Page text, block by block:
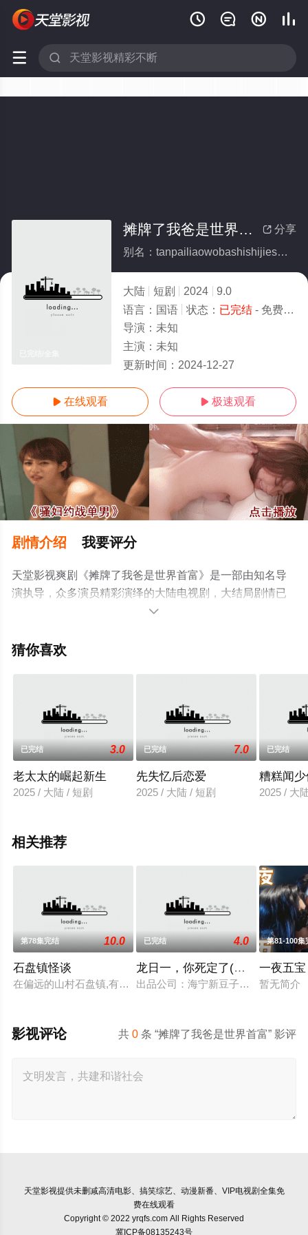
   
 
 分享
摊牌了我爸是世界首富(全集)
别名：tanpailiaowobashishijieshoufu
大陆 短剧 2024
9.0
语言： 国语 状态： 已完结- 免费在线观看
导演： 未知
主演： 未知
更新时间： 2024-12-27
 在线观看  极速观看
剧情介绍 我要评分
天堂影视爽剧《摊牌了我爸是世界首富》是一部由知名导
演执导，众多演员精彩演绎的大陆电视剧，大结局剧情已
揭晓（已完结），手机免费观看高清无删减完整版电视剧
剧、电视猫或剧情网等平台了解。

猜你喜欢
已完结 3.0
老太太的崛起新生
2025 / 大陆 / 短剧
已完结 7.0
先失忆后恋爱
2025 / 大陆 / 短剧
已完结
糟糕闻
2025 / 大
相关推荐
第78集完结 10.0
石盘镇怪谈
在偏远的山村石盘镇,有着许多传说和怪谈。镇上的居民们每当夜
已完结 4.0
龙日一，你死定了(短剧)
出品公司：海宁新豆子影视传媒有限
第81-100集
一夜五
暂无简介
共0 条 “摊牌了我爸是世界首富” 影评
影视评论
天堂影视提供未删减高清电影、搞笑综艺、动漫新番、VIP电视剧全集免
费在线观看
Copyright © 2022 yrqfs.com All Rights Reserved
冀ICP备08135243号